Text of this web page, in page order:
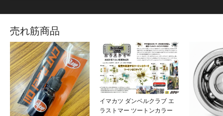
売れ筋商品
イマカツ ダンベルクラブ エ
ラストマー ツートンカラー